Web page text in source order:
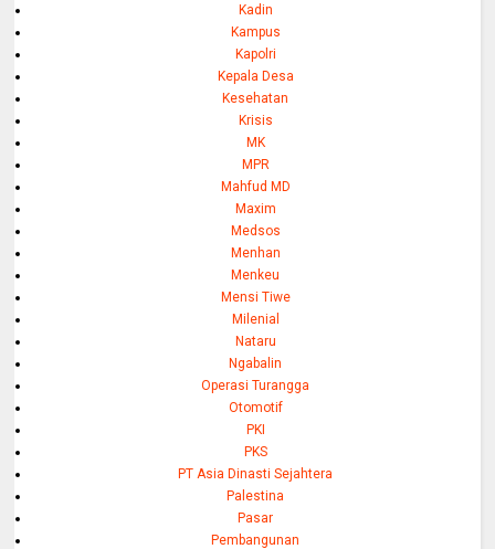
Kadin
Kampus
Kapolri
Kepala Desa
Kesehatan
Krisis
MK
MPR
Mahfud MD
Maxim
Medsos
Menhan
Menkeu
Mensi Tiwe
Milenial
Nataru
Ngabalin
Operasi Turangga
Otomotif
PKI
PKS
PT Asia Dinasti Sejahtera
Palestina
Pasar
Pembangunan